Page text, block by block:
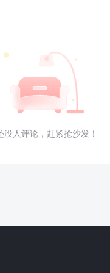
没人评论，赶紧抢沙发！